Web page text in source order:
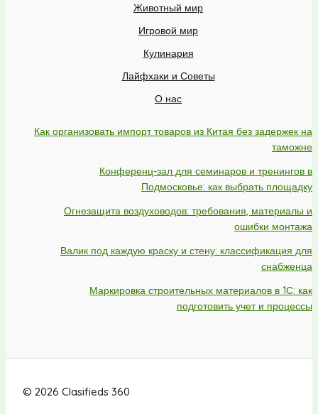
Животный мир
Игровой мир
Кулинария
Лайфхаки и Советы
О нас
Как организовать импорт товаров из Китая без задержек на
таможне
Конференц-зал для семинаров и тренингов в
Подмосковье: как выбрать площадку
Огнезащита воздуховодов: требования, материалы и
ошибки монтажа
Валик под каждую краску и стену: классификация для
снабженца
Маркировка строительных материалов в 1С: как
подготовить учет и процессы
© 2026 Clasifieds 360